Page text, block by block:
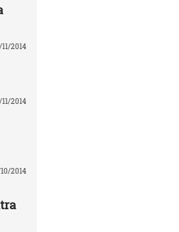
2014
2014
2014